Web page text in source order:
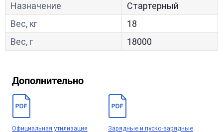
Назначение
Стартерный
Вес, кг
18
Вес, г
18000
Дополнительно
Официальная утилизация Зарядные и пуско-зарядные